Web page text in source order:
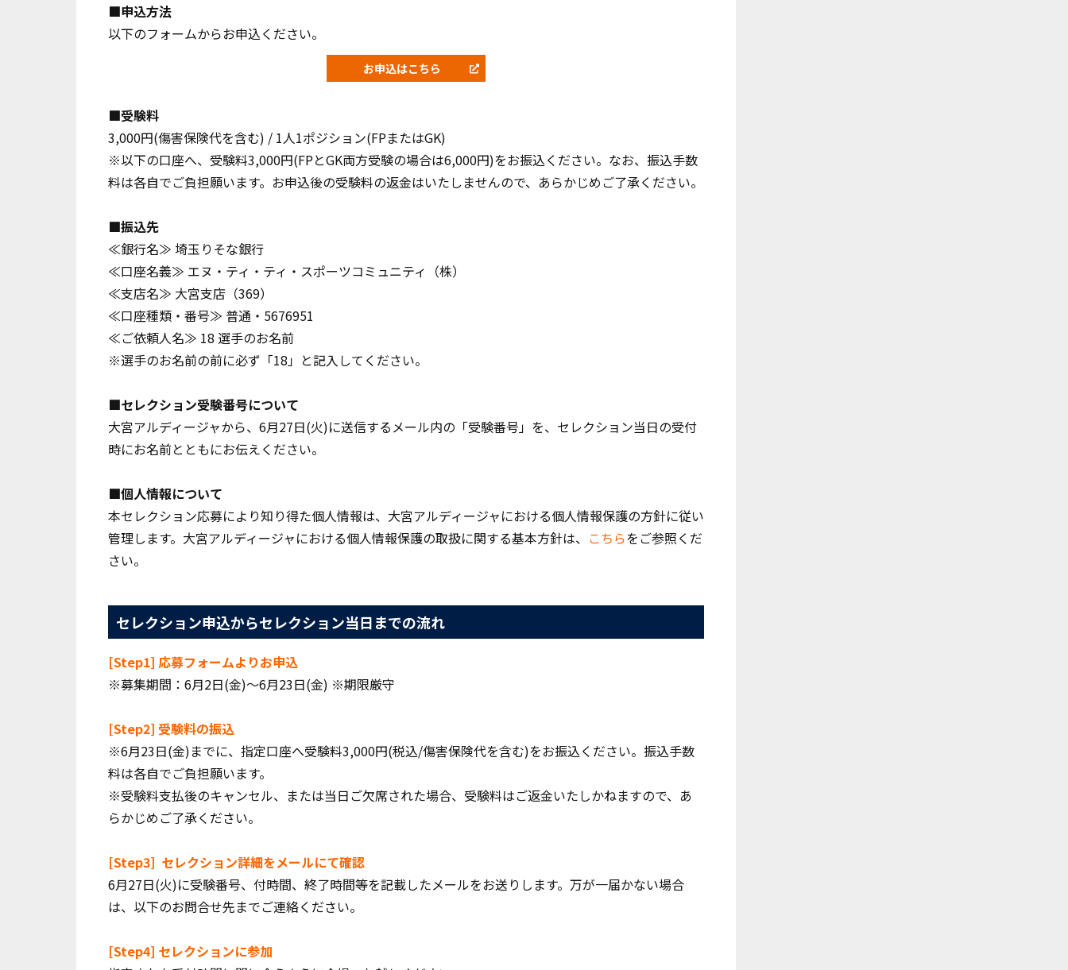
■申込方法
以下のフォームからお申込ください。
お申込はこちら
■受験料
3,000円(傷害保険代を含む) / 1人1ポジション(FPまたはGK)
※以下の口座へ、受験料3,000円(FPとGK両方受験の場合は6,000円)をお振込ください。なお、振込手数
料は各自でご負担願います。お申込後の受験料の返金はいたしませんので、あらかじめご了承ください。
■振込先
≪銀行名≫ 埼玉りそな銀行
≪口座名義≫ エヌ・ティ・ティ・スポーツコミュニティ（株）
≪支店名≫ 大宮支店（369）
≪口座種類・番号≫ 普通・5676951
≪ご依頼人名≫ 18 選手のお名前
※選手のお名前の前に必ず「18」と記入してください。
■セレクション受験番号について
大宮アルディージャから、6月27日(火)に送信するメール内の「受験番号」を、セレクション当日の受付
時にお名前とともにお伝えください。
■個人情報について
本セレクション応募により知り得た個人情報は、大宮アルディージャにおける個人情報保護の方針に従い
管理します。大宮アルディージャにおける個人情報保護の取扱に関する基本方針は、 こちらをご参照くだ
さい。
セレクション申込からセレクション当日までの流れ
[Step1] 応募フォームよりお申込
※募集期間：6月2日(金)～6月23日(金) ※期限厳守
[Step2] 受験料の振込
※6月23日(金)までに、指定口座へ受験料3,000円(税込/傷害保険代を含む)をお振込ください。振込手数
料は各自でご負担願います。
※受験料支払後のキャンセル、または当日ご欠席された場合、受験料はご返金いたしかねますので、あ
らかじめご了承ください。
[Step3] セレクション詳細をメールにて確認
6月27日(火)に受験番号、付時間、終了時間等を記載したメールをお送りします。万が一届かない場合
は、以下のお問合せ先までご連絡ください。
[Step4] セレクションに参加